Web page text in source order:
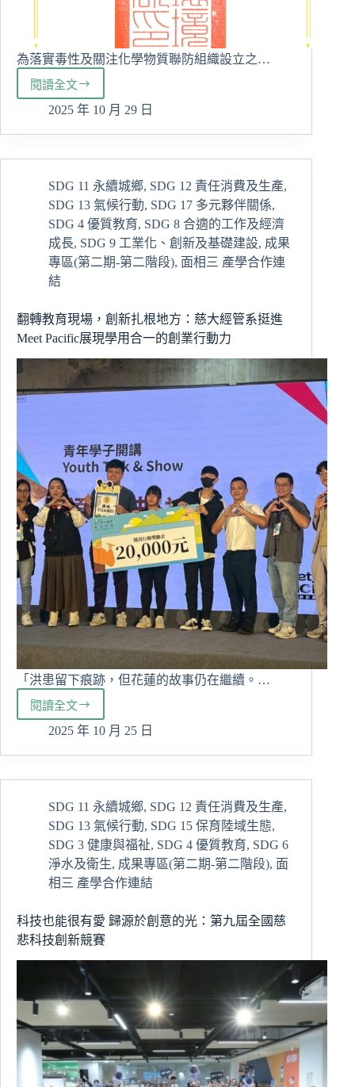
為落實毒性及關注化學物質聯防組織設立之…
閱讀全文
榮
獲
性
防
組
織
運
作
績
優
展
現
化
安
理
與
災
害
應
越
2025 年 10 月 29 日
SDG 11 永續城鄉, SDG 12 責任消費及生產,
SDG 13 氣候行動, SDG 17 多元夥伴關係,
SDG 4 優質教育, SDG 8 合適的工作及經濟
成長, SDG 9 工業化、創新及基礎建設, 成果
專區(第二期-第二階段), 面相三 產學合作連
結
翻轉教育現場，創新扎根地方：慈大經管系挺進
Meet Pacific展現學用合一的創業行動力
「洪患留下痕跡，但花蓮的故事仍在繼續。…
閱讀全文
翻
轉
現
創
新
扎
根
地
慈
大
經
管
挺
進
Meet
Pacific
展
現
2025 年 10 月 25 日
SDG 11 永續城鄉, SDG 12 責任消費及生產,
SDG 13 氣候行動, SDG 15 保育陸域生態,
SDG 3 健康與福祉, SDG 4 優質教育, SDG 6
淨水及衛生, 成果專區(第二期-第二階段), 面
相三 產學合作連結
科技也能很有愛 歸源於創意的光：第九屆全國慈
悲科技創新競賽